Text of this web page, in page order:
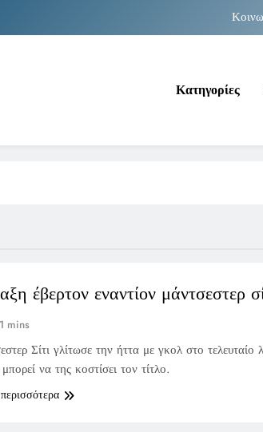
Κατηγορίες
έβερτον εναντίον μάντσεστερ
1 mins
Σίτι γλίτωσε την ήττα με γκολ στο τελευταίο
να της κοστίσει τον τίτλο.